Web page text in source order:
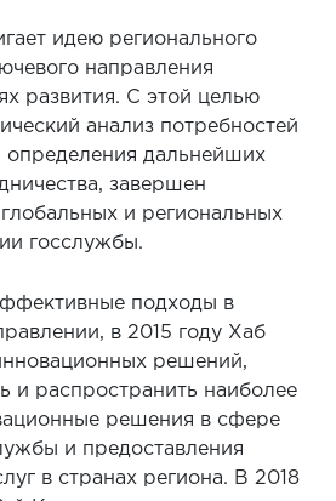
идею регионального
направления
развития. С этой целью
анализ потребностей
определения дальнейших
завершен
и региональных
госслужбы.
подходы в
в 2015 году Хаб
решений,
и распространить наиболее
решения в сфере
и предоставления
в странах региона. В 2018